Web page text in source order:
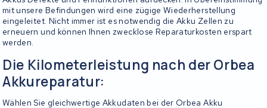
mit unsere Befindungen wird eine zügige Wiederherstellung
eingeleitet. Nicht immer ist es notwendig die Akku Zellen zu
erneuern und können Ihnen zwecklose Reparaturkosten erspart
werden.
Die Kilometerleistung nach der Orbea
Akkureparatur:
Wählen Sie gleichwertige Akkudaten bei der Orbea Akku